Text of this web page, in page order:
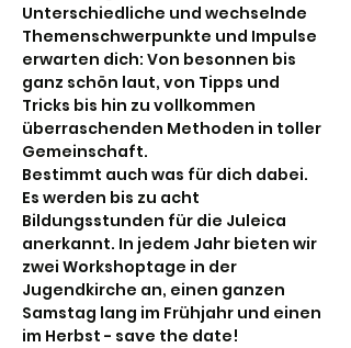
Unterschiedliche und wechselnde
Themenschwerpunkte und Impulse
erwarten dich: Von besonnen bis
ganz schön laut, von Tipps und
Tricks bis hin zu vollkommen
überraschenden Methoden in toller
Gemeinschaft.
Bestimmt auch was für dich dabei.
Es werden bis zu acht
Bildungsstunden für die Juleica
anerkannt. In jedem Jahr bieten wir
zwei Workshoptage in der
Jugendkirche an, einen ganzen
Samstag lang im Frühjahr und einen
im Herbst - save the date!